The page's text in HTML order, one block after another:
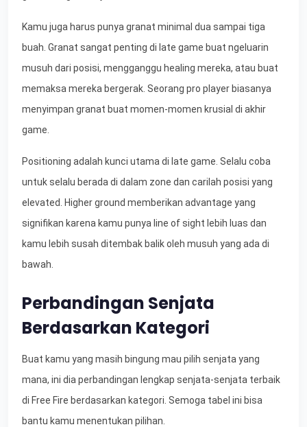
Kamu juga harus punya granat minimal dua sampai tiga
buah. Granat sangat penting di late game buat ngeluarin
musuh dari posisi, mengganggu healing mereka, atau buat
memaksa mereka bergerak. Seorang pro player biasanya
menyimpan granat buat momen-momen krusial di akhir
game.
Positioning adalah kunci utama di late game. Selalu coba
untuk selalu berada di dalam zone dan carilah posisi yang
elevated. Higher ground memberikan advantage yang
signifikan karena kamu punya line of sight lebih luas dan
kamu lebih susah ditembak balik oleh musuh yang ada di
bawah.
Perbandingan Senjata
Berdasarkan Kategori
Buat kamu yang masih bingung mau pilih senjata yang
mana, ini dia perbandingan lengkap senjata-senjata terbaik
di Free Fire berdasarkan kategori. Semoga tabel ini bisa
bantu kamu menentukan pilihan.